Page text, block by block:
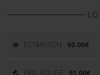
ESTIMATION : 60.00€
PRIX ADJUGÉ : 91.00€